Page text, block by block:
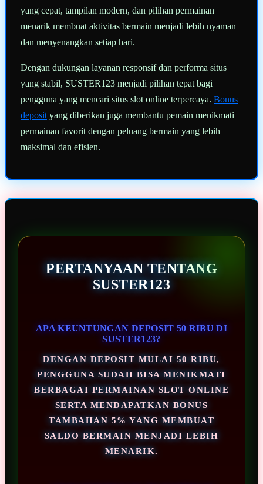
yang cepat, tampilan modern, dan pilihan permainan
menarik membuat aktivitas bermain menjadi lebih nyaman
dan menyenangkan setiap hari.
Dengan dukungan layanan responsif dan performa situs
yang stabil, SUSTER123 menjadi pilihan tepat bagi
pengguna yang mencari situs slot online terpercaya. Bonus
deposit yang diberikan juga membantu pemain menikmati
permainan favorit dengan peluang bermain yang lebih
maksimal dan efisien.
PERTANYAAN TENTANG
SUSTER123
APA KEUNTUNGAN DEPOSIT 50 RIBU DI
SUSTER123?
DENGAN DEPOSIT MULAI 50 RIBU,
PENGGUNA SUDAH BISA MENIKMATI
BERBAGAI PERMAINAN SLOT ONLINE
SERTA MENDAPATKAN BONUS
TAMBAHAN 5% YANG MEMBUAT
SALDO BERMAIN MENJADI LEBIH
MENARIK.